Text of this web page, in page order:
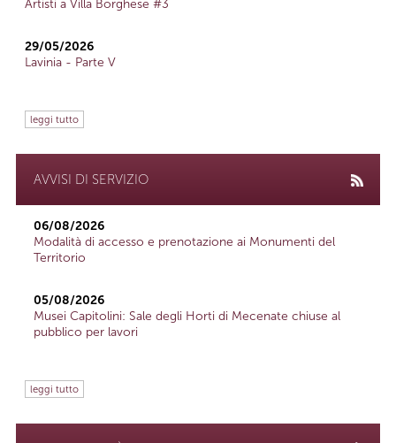
Artisti a Villa Borghese #3
29/05/2026
Lavinia - Parte V
leggi tutto
AVVISI DI SERVIZIO
06/08/2026
Modalità di accesso e prenotazione ai Monumenti del
Territorio
05/08/2026
Musei Capitolini: Sale degli Horti di Mecenate chiuse al
pubblico per lavori
leggi tutto